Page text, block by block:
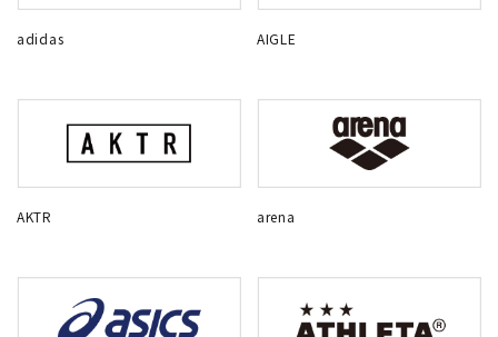
adidas AIGLE
AKTR arena